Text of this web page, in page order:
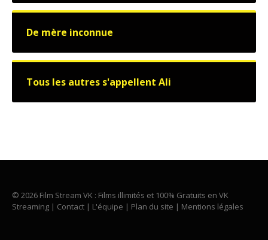
De mère inconnue
Tous les autres s'appellent Ali
© 2026 Film Stream VK : Films illimités et 100% Gratuits en VK
Streaming | Contact | L'équipe | Plan du site | Mentions légales